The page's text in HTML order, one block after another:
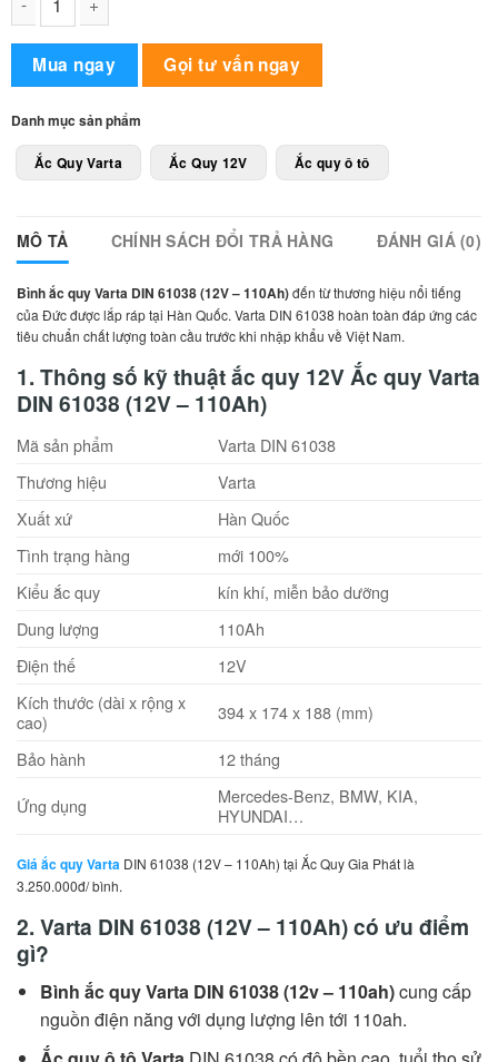
Ắc quy Varta DIN 61038 (12V - 110Ah) số lượng
Mua ngay Gọi tư vấn ngay
Danh mục sản phẩm
Ắc Quy Varta Ắc Quy 12V Ắc quy ô tô
MÔ TẢ CHÍNH SÁCH ĐỔI TRẢ HÀNG ĐÁNH GIÁ (0)
Bình ắc quy Varta DIN 61038 (12V – 110Ah)đến từ thương hiệu nổi tiếng
của Đức được lắp ráp tại Hàn Quốc. Varta DIN 61038 hoàn toàn đáp ứng các
tiêu chuẩn chất lượng toàn cầu trước khi nhập khẩu về Việt Nam.
1. Thông số kỹ thuật ắc quy 12V Ắc quy Varta
DIN 61038 (12V – 110Ah)
Mã sản phẩm
Varta DIN 61038
Thương hiệu
Varta
Xuất xứ
Hàn Quốc
Tình trạng hàng
mới 100%
Kiểu ắc quy
kín khí, miễn bảo dưỡng
Dung lượng
110Ah
Điện thế
12V
Kích thước (dài x rộng x
cao)
394 x 174 x 188 (mm)
Bảo hành
12 tháng
Ứng dụng
Mercedes-Benz, BMW, KIA,
HYUNDAI…
Giá ắc quy Varta DIN 61038 (12V – 110Ah) tại Ắc Quy Gia Phát là
3.250.000đ/ bình.
2. Varta DIN 61038 (12V – 110Ah) có ưu điểm
gì?
Bình ắc quy Varta DIN 61038 (12v – 110ah)cung cấp
nguồn điện năng với dụng lượng lên tới 110ah.